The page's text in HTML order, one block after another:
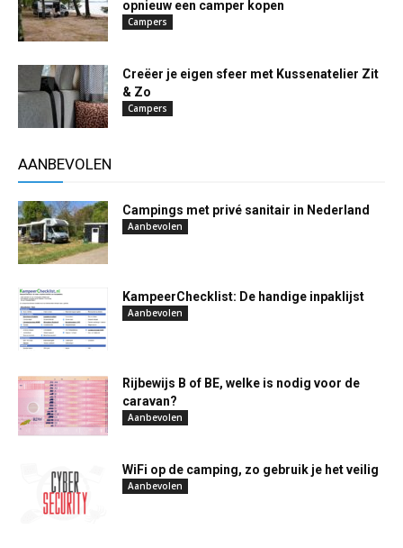
opnieuw een camper kopen
Campers
Creëer je eigen sfeer met Kussenatelier Zit
& Zo
Campers
AANBEVOLEN
Campings met privé sanitair in Nederland
Aanbevolen
KampeerChecklist: De handige inpaklijst
Aanbevolen
Rijbewijs B of BE, welke is nodig voor de
caravan?
Aanbevolen
WiFi op de camping, zo gebruik je het veilig
Aanbevolen